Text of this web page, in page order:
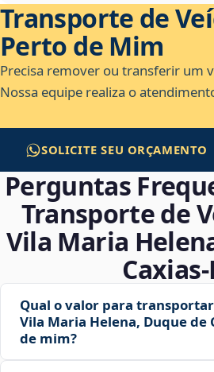
Transporte de
Perto de Mim
Precisa remover ou transferir um
Nossa equipe realiza o
SOLICITE SEU ORÇAMENTO
Perguntas
Transporte de
Vila Maria
Qual o valor para
Vila Maria Helena, Duque de
de mim?